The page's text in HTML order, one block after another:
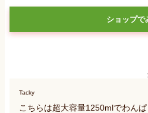
ショップで
Tacky
こちらは超大容量1250mlでわん